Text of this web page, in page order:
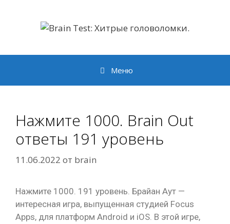
содержимому
Меню
Нажмите 1000. Brain Out
ответы 191 уровень
11.06.2022 от brain
Нажмите 1000. 191 уровень. Брайан Аут —
интересная игра, выпущенная студией Focus
Apps, для платформ Android и iOS. В этой игре,